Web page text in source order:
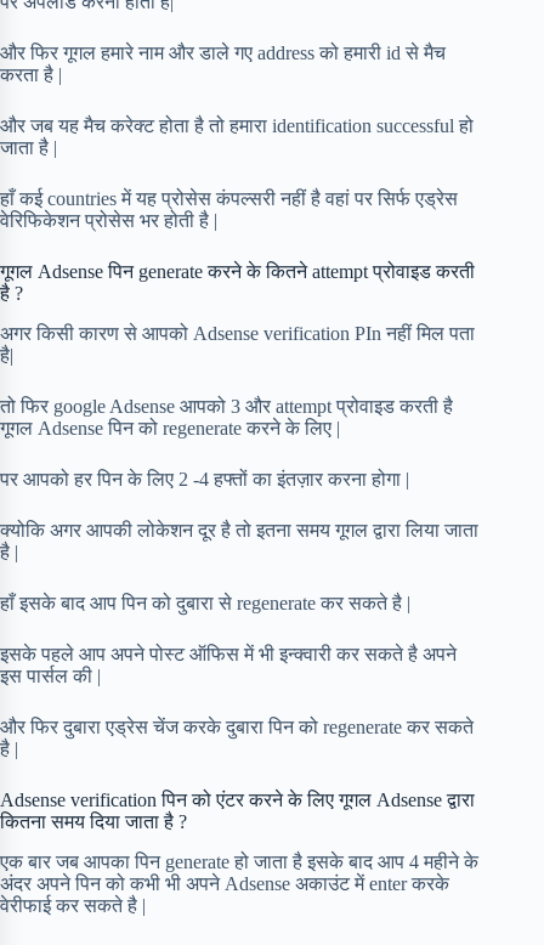
और फिर गूगल हमारे नाम और डाले गए address को हमारी id से मैच
करता है |
और जब यह मैच करेक्ट होता है तो हमारा identification successful हो
जाता है |
हाँ कई countries में यह प्रोसेस कंपल्सरी नहीं है वहां पर सिर्फ एड्रेस
वेरिफिकेशन प्रोसेस भर होती है |
गूगल Adsense पिन generate करने के कितने attempt प्रोवाइड करती
है ?
अगर किसी कारण से आपको Adsense verification PIn नहीं मिल पता
है|
तो फिर google Adsense आपको 3 और attempt प्रोवाइड करती है
गूगल Adsense पिन को regenerate करने के लिए |
पर आपको हर पिन के लिए 2 -4 हफ्तों का इंतज़ार करना होगा |
क्योकि अगर आपकी लोकेशन दूर है तो इतना समय गूगल द्वारा लिया जाता
है |
हाँ इसके बाद आप पिन को दुबारा से regenerate कर सकते है |
इसके पहले आप अपने पोस्ट ऑफिस में भी इन्क्वारी कर सकते है अपने
इस पार्सल की |
और फिर दुबारा एड्रेस चेंज करके दुबारा पिन को regenerate कर सकते
है |
Adsense verification पिन को एंटर करने के लिए गूगल Adsense द्वारा
कितना समय दिया जाता है ?
एक बार जब आपका पिन generate हो जाता है इसके बाद आप 4 महीने के
अंदर अपने पिन को कभी भी अपने Adsense अकाउंट में enter करके
वेरीफाई कर सकते है |